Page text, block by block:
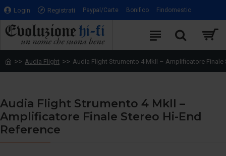
Login Registrati Paypal/Carte Bonifico Findomestic
Audia Flight Audia Flight Strumento 4 MkII – Amplificatore Finale
Audia Flight Strumento 4 MkII –
Amplificatore Finale Stereo Hi-End
Reference